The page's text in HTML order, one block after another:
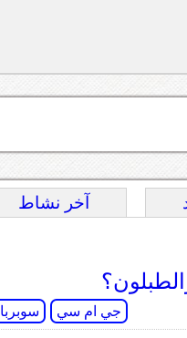
آخر نشاط
جي ام سي